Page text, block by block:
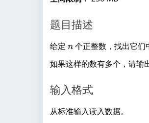
题目描述
给定 n
n 个正整数，找出它们
如果这样的数有多个，请输
输入格式
从标准输入读入数据。